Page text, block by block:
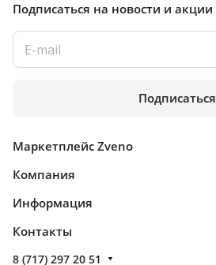
Подписаться на новости и акции
Подписаться
Маркетплейс Zveno
Компания
Информация
Контакты
8 (717) 297 20 51